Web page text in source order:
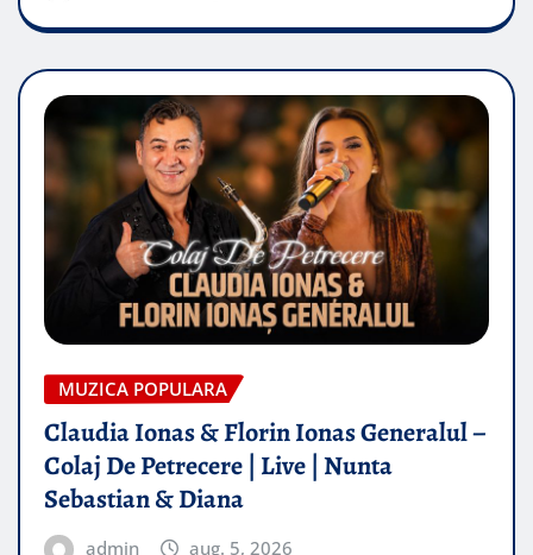
MUZICA POPULARA
Claudia Ionas & Florin Ionas Generalul –
Colaj De Petrecere | Live | Nunta
Sebastian & Diana
admin aug. 5, 2026